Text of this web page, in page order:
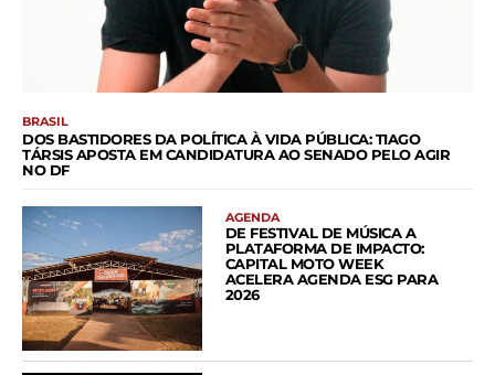
BRASIL
DOS BASTIDORES DA POLÍTICA À VIDA PÚBLICA: TIAGO
TÁRSIS APOSTA EM CANDIDATURA AO SENADO PELO AGIR
NO DF
AGENDA
DE FESTIVAL DE MÚSICA A
PLATAFORMA DE IMPACTO:
CAPITAL MOTO WEEK
ACELERA AGENDA ESG PARA
2026